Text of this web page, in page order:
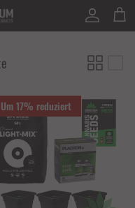
Konto
Um 17% reduziert